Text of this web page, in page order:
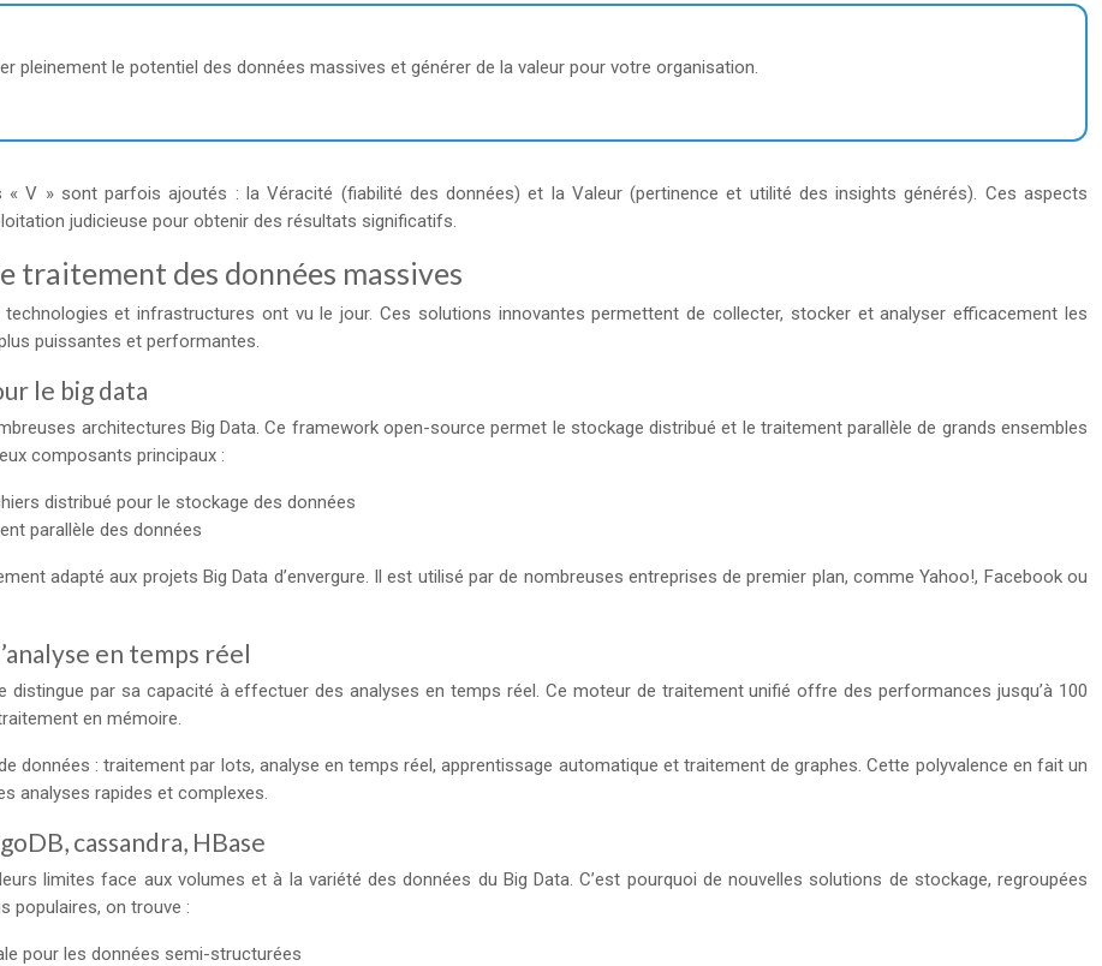
pleinement le potentiel des données massives et générer de la valeur pour votre organisation.
V » sont parfois ajoutés : la Véracité (fiabilité des données) et la Valeur (pertinence et utilité des insights générés). Ces aspects
judicieuse pour obtenir des résultats significatifs.
traitement des données massives
et infrastructures ont vu le jour. Ces solutions innovantes permettent de collecter, stocker et analyser efficacement les
puissantes et performantes.
le big data
architectures Big Data. Ce framework open-source permet le stockage distribué et le traitement parallèle de grands ensembles
composants principaux :
distribué pour le stockage des données
parallèle des données
adapté aux projets Big Data d’envergure. Il est utilisé par de nombreuses entreprises de premier plan, comme Yahoo!, Facebook ou
en temps réel
distingue par sa capacité à effectuer des analyses en temps réel. Ce moteur de traitement unifié offre des performances jusqu’à 100
en mémoire.
données : traitement par lots, analyse en temps réel, apprentissage automatique et traitement de graphes. Cette polyvalence en fait un
analyses rapides et complexes.
cassandra, HBase
limites face aux volumes et à la variété des données du Big Data. C’est pourquoi de nouvelles solutions de stockage, regroupées
populaires, on trouve :
pour les données semi-structurées